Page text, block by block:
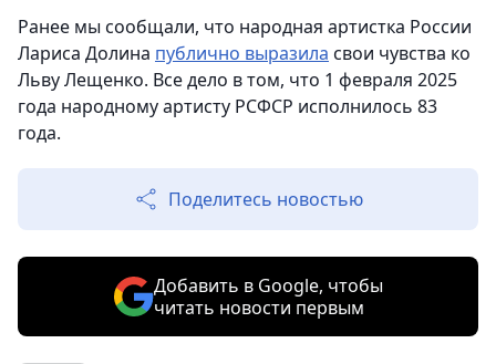
Ранее мы сообщали, что народная артистка России
Лариса Долина публично выразила свои чувства ко
Льву Лещенко. Все дело в том, что 1 февраля 2025
года народному артисту РСФСР исполнилось 83
года.
Поделитесь новостью
Добавить в Google, чтобы
читать новости первым